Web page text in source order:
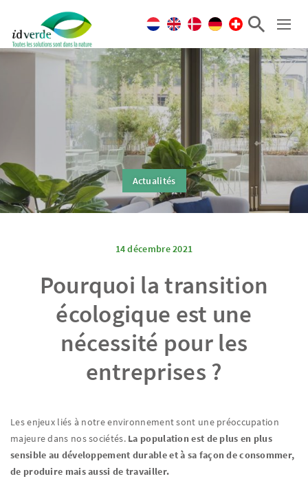
Actualités
14 décembre 2021
Pourquoi la transition
écologique est une
nécessité pour les
entreprises ?
Les enjeux liés à notre environnement sont une préoccupation
majeure dans nos sociétés. La population est de plus en plus
sensible au développement durable et à sa façon de consommer,
de produire mais aussi de travailler.